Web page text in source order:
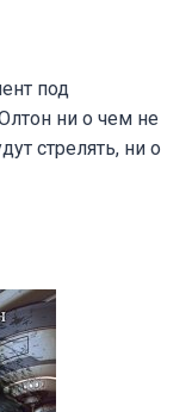
под
ни о чем не
стрелять, ни о